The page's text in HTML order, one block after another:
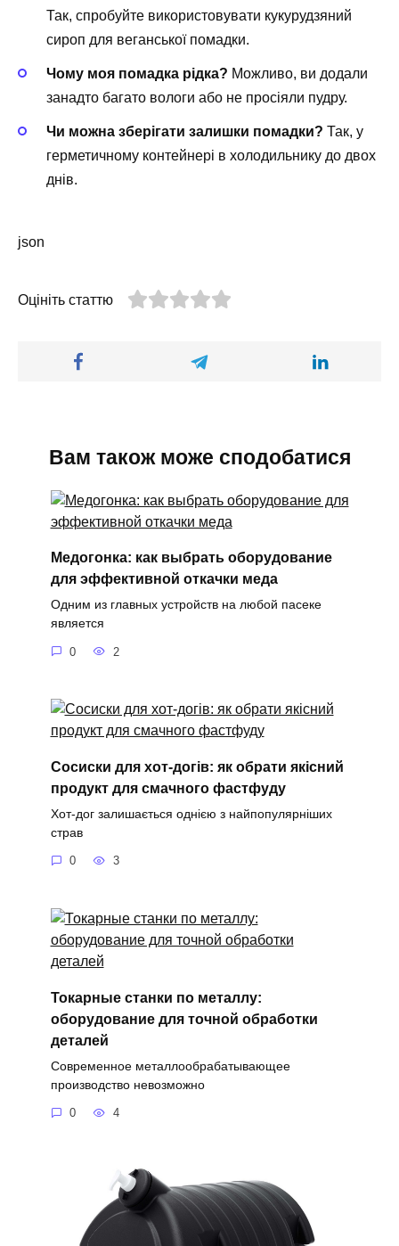
Так, спробуйте використовувати кукурудзяний
сироп для веганської помадки.
Чому моя помадка рідка? Можливо, ви додали
занадто багато вологи або не просіяли пудру.
Чи можна зберігати залишки помадки? Так, у
герметичному контейнері в холодильнику до двох
днів.
json
Оцініть статтю
Вам також може сподобатися
Медогонка: как выбрать оборудование
для эффективной откачки меда
Одним из главных устройств на любой пасеке
является
0 2
Сосиски для хот-догів: як обрати якісний
продукт для смачного фастфуду
Хот-дог залишається однією з найпопулярніших
страв
0 3
Токарные станки по металлу:
оборудование для точной обработки
деталей
Современное металлообрабатывающее
производство невозможно
0 4